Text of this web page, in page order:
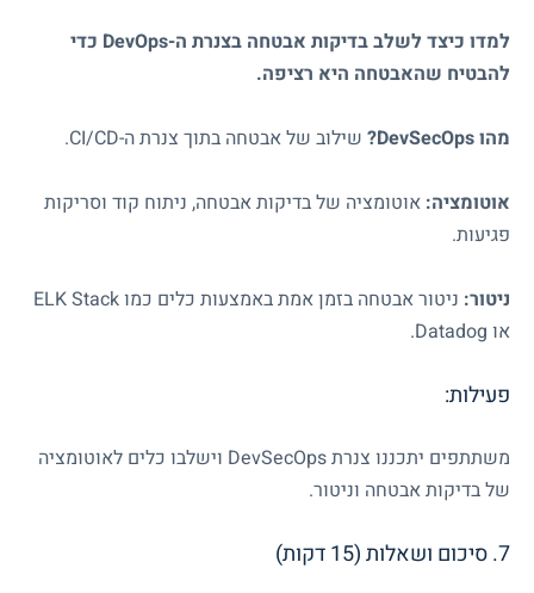
למדו כיצד לשלב בדיקות אבטחה בצנרת ה-DevOps כדי
להבטיח שהאבטחה היא רציפה.
מהוDevSecOps
? שילוב של אבטחה בתוך צנרת ה-CI/CD
.
אוטומציה: אוטומציה של בדיקות אבטחה, ניתוח קוד וסריקות
פגיעות.
ניטור: ניטור אבטחה בזמן אמת באמצעות כלים כמוELK Stack
או Datadog
.
פעילות:
משתתפים יתכננו צנרתDevSecOps וישלבו כלים לאוטומציה
של בדיקות אבטחה וניטור.
7. סיכום ושאלות (15 דקות)